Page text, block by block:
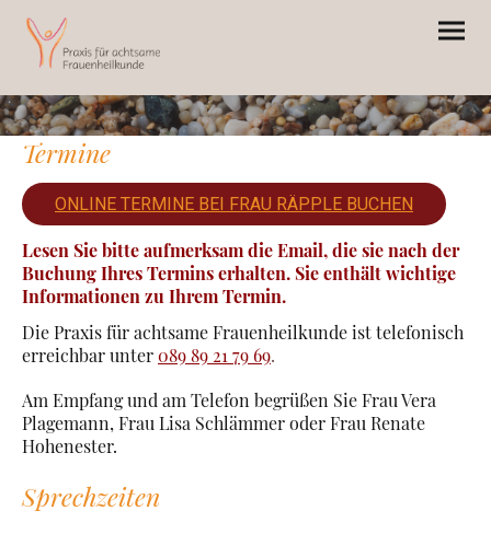
Termine
ONLINE TERMINE BEI FRAU RÄPPLE BUCHEN
Die Praxis für achtsame Frauenheilkunde ist telefonisch
erreichbar unter089 89 21 79 69.
Am Empfang und am Telefon begrüßen Sie Frau Vera
Plagemann, Frau Lisa Schlämmer oder Frau Renate
Hohenester.
Sprechzeiten
Lesen Sie bitte aufmerksam die Email, die sie nach der
Buchung Ihres Termins erhalten. Sie enthält wichtige
Informationen zu Ihrem Termin.